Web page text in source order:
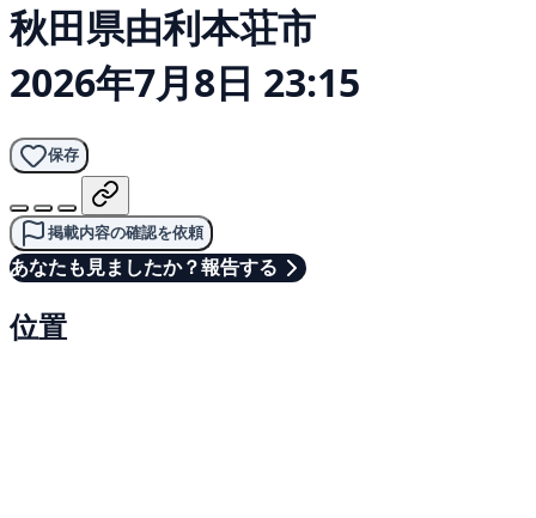
秋田県由利本荘市
2026年7月8日 23:15
保存
掲載内容の確認を依頼
あなたも見ましたか？報告する
位置